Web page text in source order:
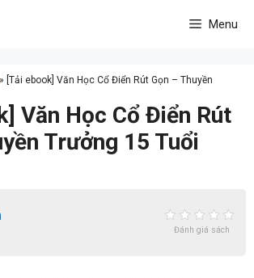
Menu
» [Tải ebook] Văn Học Cổ Điển Rút Gọn – Thuyền
Văn Học Cổ Điển Rút
Trưởng 15 Tuổi
Đánh giá sách